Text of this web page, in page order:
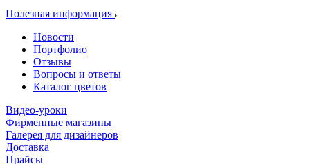
Полезная информация
Новости
Портфолио
Отзывы
Вопросы и ответы
Каталог цветов
Видео-уроки
Фирменные магазины
Галерея для дизайнеров
Доставка
Прайсы